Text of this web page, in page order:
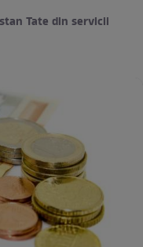
Tate din servicii